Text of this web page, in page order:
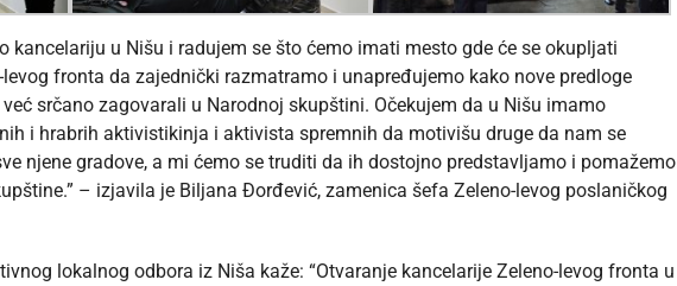
kancelariju u Nišu i radujem se što ćemo imati mesto gde će se okupljati
fronta da zajednički razmatramo i unapređujemo kako nove predloge
srčano zagovarali u Narodnoj skupštini. Očekujem da u Nišu imamo
i hrabrih aktivistikinja i aktivista spremnih da motivišu druge da nam se
njene gradove, a mi ćemo se truditi da ih dostojno predstavljamo i pomažemo
– izjavila je Biljana Đorđević, zamenica šefa Zeleno-levog poslaničkog
lokalnog odbora iz Niša kaže: “Otvaranje kancelarije Zeleno-levog fronta u